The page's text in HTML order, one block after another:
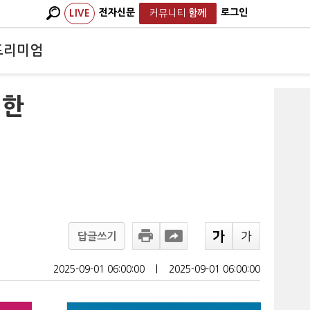
LIVE 전자신문 커뮤니티 함께 로그인
리미엄
답글쓰기
2025-09-01 06:00:00 2025-09-01 06:00:00